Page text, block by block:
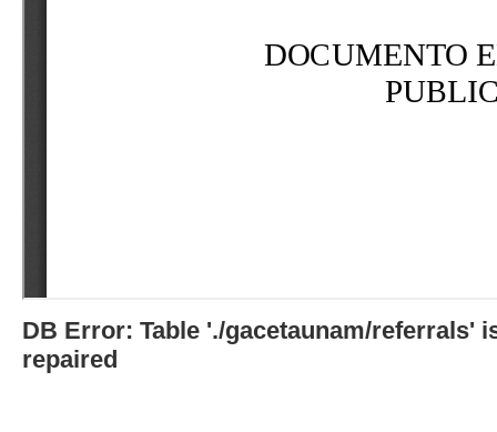
DB Error: Table './gacetaunam/referrals'
repaired